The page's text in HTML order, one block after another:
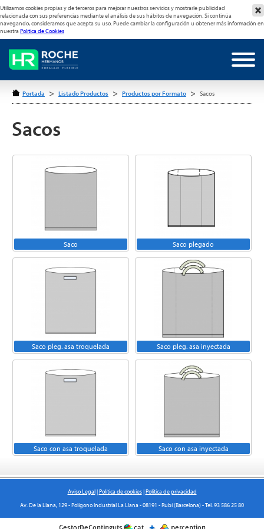
Utilizamos cookies propias y de terceros para mejorar nuestros servicios y mostrarle publicidad
relacionada con sus preferencias mediante el análisis de sus hábitos de navegación. Si continúa
navegando, consideramos que acepta su uso. Puede cambiar la configuración u obtener más información en
nuestraPolítica de Cookies
Portada > Listado Productos > Productos por Formato > Sacos
Sacos
Saco Saco plegado
Saco pleg. asa troquelada Saco pleg. asa inyectada
Saco con asa troquelada Saco con asa inyectada
Aviso Legal|Política de cookies|Política de privacidad
Av. De la Llana, 129 - Polígono Industrial La Llana - 08191 - Rubí (Barcelona) - Tel. 93 586 25 80